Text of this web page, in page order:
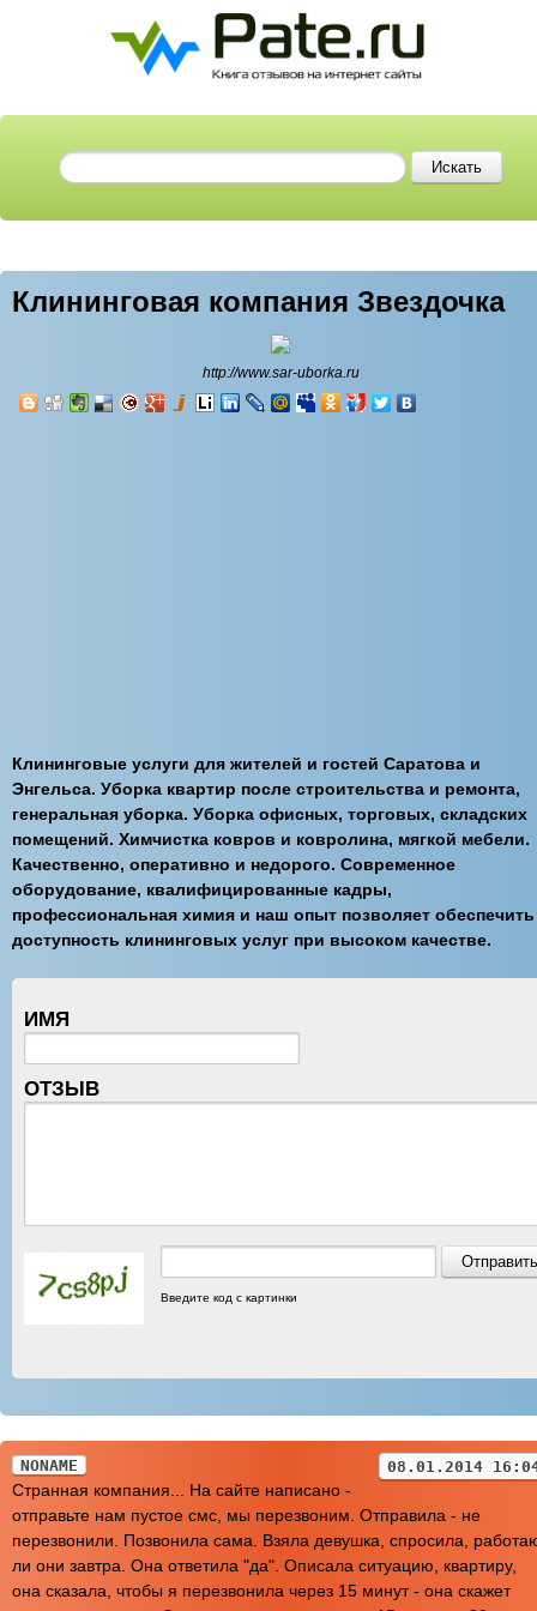
Клининговая компания Звездочка
http://www.sar-uborka.ru
Клининговые услуги для жителей и гостей Саратова и
Энгельса. Уборка квартир после строительства и ремонта,
генеральная уборка. Уборка офисных, торговых, складских
помещений. Химчистка ковров и ковролина, мягкой мебели.
Качественно, оперативно и недорого. Современное
оборудование, квалифицированные кадры,
профессиональная химия и наш опыт позволяет обеспечить
доступность клининговых услуг при высоком качестве.
ИМЯ
ОТЗЫВ
Введите код с картинки
NONAME 08.01.2014
Странная компания... На сайте написано -
отправьте нам пустое смс, мы перезвоним. Отправила - не
перезвонили. Позвонила сама. Взяла девушка, спросила,
ли они завтра. Она ответила "да". Описала ситуацию, квартиру,
она сказала, чтобы я перезвонила через 15 минут - она скажет